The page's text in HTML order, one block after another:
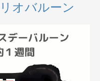
オバルーン